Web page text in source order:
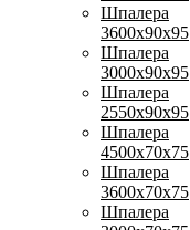
Шпалера
3600х90х95
Шпалера
3000х90х95
Шпалера
2550х90х95
Шпалера
4500х70х75
Шпалера
3600х70х75
Шпалера